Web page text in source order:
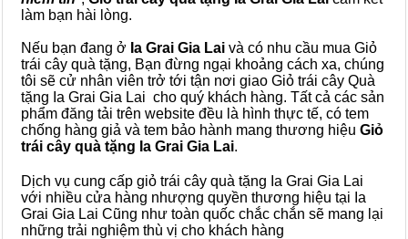
làm bạn hài lòng.
Nếu bạn đang ở Ia Grai Gia Lai và có nhu cầu mua Giỏ
trái cây quà tặng, Bạn đừng ngại khoảng cách xa, chúng
tôi sẽ cử nhân viên trở tới tận nơi giao Giỏ trái cây Quà
tặng Ia Grai Gia Lai cho quý khách hàng. Tất cả các sản
phẩm đăng tải trên website đều là hình thực tế, có tem
chống hàng giả và tem bảo hành mang thương hiệu Giỏ
trái cây quà tặng Ia Grai Gia Lai.
Dịch vụ cung cấp giỏ trái cây quà tặng Ia Grai Gia Lai
với nhiều cửa hàng nhượng quyền thương hiệu tại Ia
Grai Gia Lai Cũng như toàn quốc chắc chắn sẽ mang lại
những trải nghiệm thù vị cho khách hàng